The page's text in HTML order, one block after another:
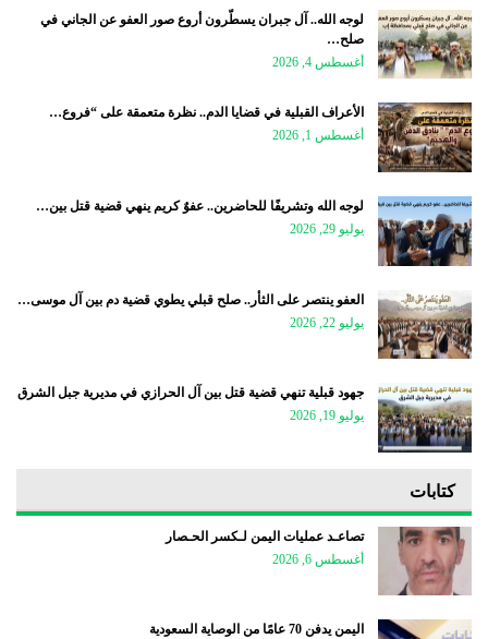
لوجه الله.. آل جبران يسطّرون أروع صور العفو عن الجاني في
صلح…
أغسطس 4, 2026
الأعراف القبلية في قضايا الدم.. نظرة متعمقة على “فروع…
أغسطس 1, 2026
لوجه الله وتشريفًا للحاضرين.. عفوٌ كريم ينهي قضية قتل بين…
يوليو 29, 2026
العفو ينتصر على الثأر.. صلح قبلي يطوي قضية دم بين آل موسى…
يوليو 22, 2026
جهود قبلية تنهي قضية قتل بين آل الحرازي في مديرية جبل الشرق
يوليو 19, 2026
كتابات
تصاعـد عمليات اليمن لـكسر الحـصار
أغسطس 6, 2026
اليمن يدفن 70 عامًا من الوصاية السعودية